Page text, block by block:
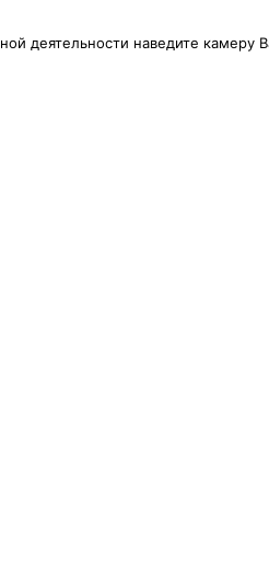
деятельности наведите камеру